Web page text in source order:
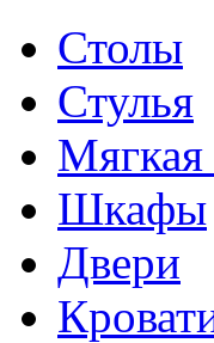
Столы
Стулья
Мягкая
Шкафы
Двери